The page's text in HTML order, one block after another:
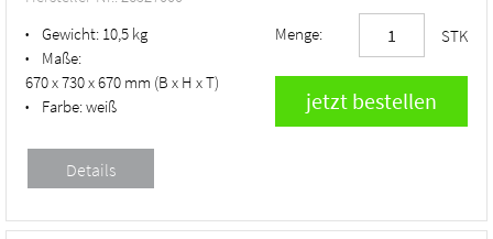
• Gewicht: 10,5 kg
•
Maße:
670 x 730 x 670 mm (B x H x T)
• Farbe:weiß
Menge: STK